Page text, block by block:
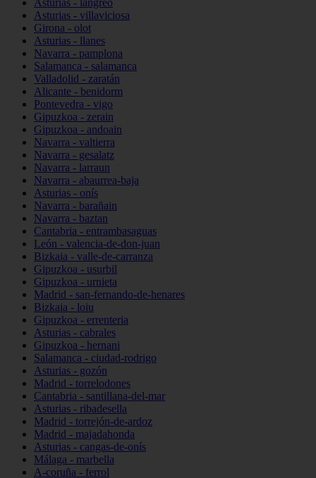
Asturias - langreo
Asturias - villaviciosa
Girona - olot
Asturias - llanes
Navarra - pamplona
Salamanca - salamanca
Valladolid - zaratán
Alicante - benidorm
Pontevedra - vigo
Gipuzkoa - zerain
Gipuzkoa - andoain
Navarra - valtierra
Navarra - gesalatz
Navarra - larraun
Navarra - abaurrea-baja
Asturias - onís
Navarra - barañain
Navarra - baztan
Cantabria - entrambasaguas
León - valencia-de-don-juan
Bizkaia - valle-de-carranza
Gipuzkoa - usurbil
Gipuzkoa - urnieta
Madrid - san-fernando-de-henares
Bizkaia - loiu
Gipuzkoa - errenteria
Asturias - cabrales
Gipuzkoa - hernani
Salamanca - ciudad-rodrigo
Asturias - gozón
Madrid - torrelodones
Cantabria - santillana-del-mar
Asturias - ribadesella
Madrid - torrejón-de-ardoz
Madrid - majadahonda
Asturias - cangas-de-onís
Málaga - marbella
A-coruña - ferrol